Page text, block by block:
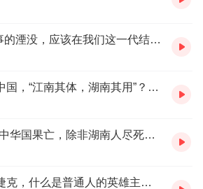
Book导赏：广州故事的湮没，应该在我们这一代结束 | 回响电台No.15-上
唐小兵x维舟：未来中国，“江南其体，湖南其用”？ | 回响电台No.14-下
唐小兵x维舟：“若道中华国果亡，除非湖南人尽死！” | 回响电台No.14-上
景凯旋x邰浴日：在捷克，什么是普通人的英雄主义？ | 回响电台No.13-下